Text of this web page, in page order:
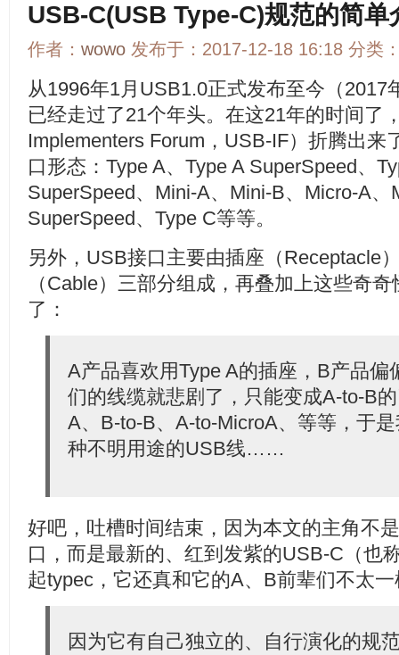
USB-C(USB Type-C)规范的简单
作者： wowo 发布于：2017-12-18 16:18 分类
从1996年1月USB1.0正式发布至今（2017
已经走过了21个年头。在这21年的时间了
Implementers Forum，USB-IF）折腾出来
口形态：Type A、Type A SuperSpeed、
SuperSpeed、Mini-A、Mini-B、Micro-A、
SuperSpeed、Type C等等。
另外，USB接口主要由插座（Receptacle
（Cable）三部分组成，再叠加上这些奇
了：
A产品喜欢用Type A的插座，B产品偏
们的线缆就悲剧了，只能变成A-to-B
A、B-to-B、A-to-MicroA、等等，于
种不明用途的USB线……
好吧，吐槽时间结束，因为本文的主角不
口，而是最新的、红到发紫的USB-C（也
起typec，它还真和它的A、B前辈们不太
因为它有自己独立的、自行演化的规